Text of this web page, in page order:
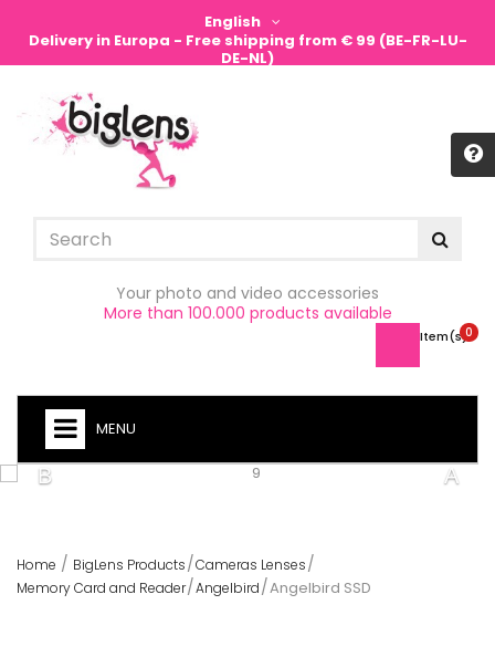
English
Delivery in Europa - Free shipping from € 99 (BE-FR-LU-
DE-NL)
Your photo and video accessories
More than 100.000 products available
0
Item(s) -
MENU
Home BigLens Products Cameras Lenses
Memory Card and Reader Angelbird Angelbird SSD